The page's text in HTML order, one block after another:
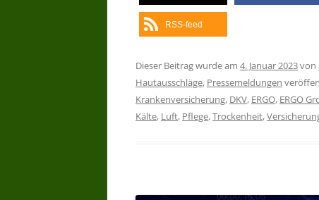
RSS-feed
Dieser Beitrag wurde am 4. Januar 2023von
Hautausschläge, Pressemeldungen
Krankenversicherung, DKV, ERGO, ERGO
Kälte, Luft, Pflege,Trockenheit,